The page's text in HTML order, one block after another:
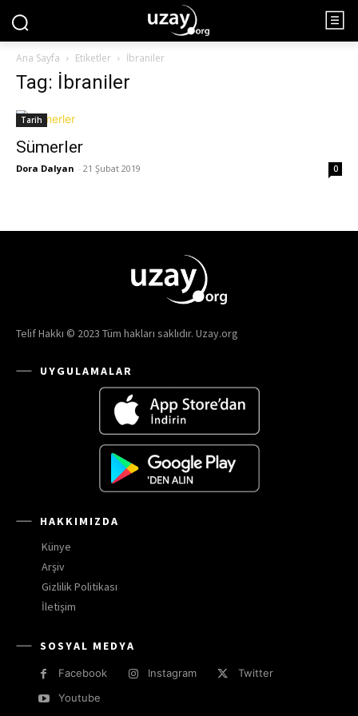
Ana Sayfa Etiketler İbraniler
Tag: İbraniler
Tarih
Sümerler
Dora Dalyan - 21 Şubat 2019 0
Telif Hakkı © 2023 Tüm hakları saklıdır. Uzay.org
UYGULAMALAR
HAKKIMIZDA
Künye
Arşiv
Gizlilik Politikası
İletişim
SOSYAL MEDYA
Facebook Instagram
Twitter
Youtube